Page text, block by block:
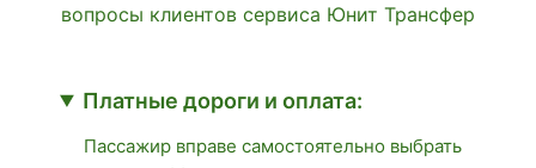
вопросы клиентов сервиса Юнит Трансфер
Платные дороги и оплата:
Пассажир вправе самостоятельно выбрать